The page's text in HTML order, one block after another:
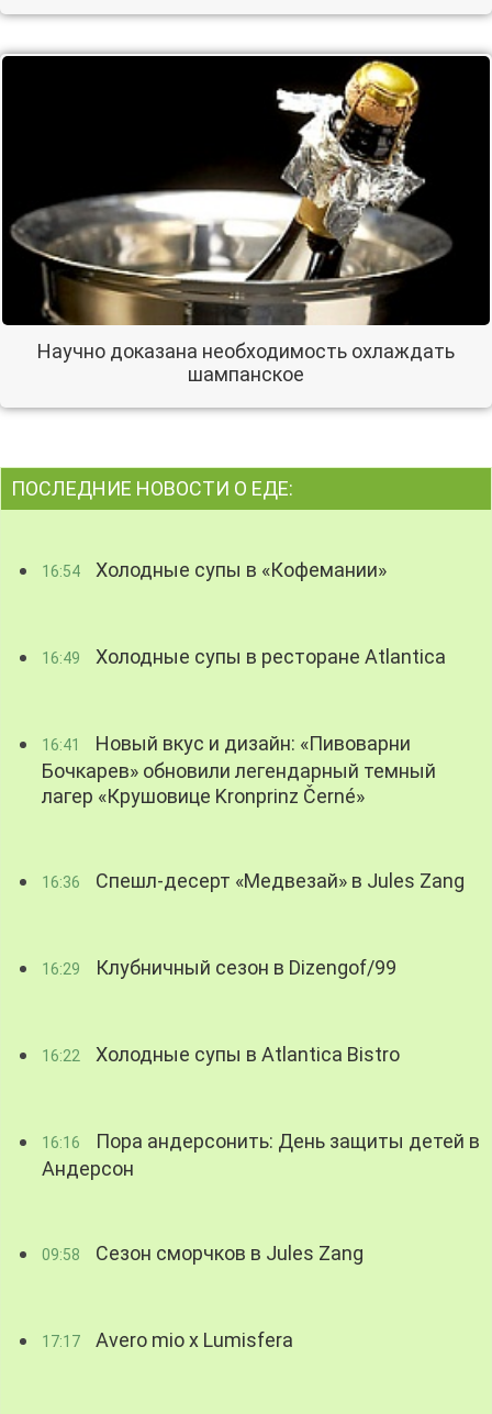
Научно доказана необходимость охлаждать
шампанское
ПОСЛЕДНИЕ НОВОСТИ О ЕДЕ:
16:54 Холодные супы в «Кофемании»
16:49 Холодные супы в ресторане Atlantica
16:41
Новый вкус и дизайн: «Пивоварни
Бочкарев» обновили легендарный темный
лагер «Крушовице Kronprinz Černé»
16:36 Спешл-десерт «Медвезай» в Jules Zang
16:29 Клубничный сезон в Dizengof/99
16:22 Холодные супы в Atlantica Bistro
16:16
Пора андерсонить: День защиты детей в
Андерсон
09:58 Сезон сморчков в Jules Zang
17:17 Avero mio x Lumisfera